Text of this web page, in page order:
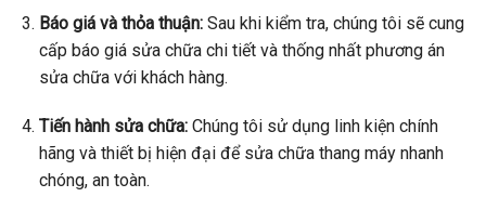
Báo giá và thỏa thuận:Sau khi kiểm tra, chúng tôi sẽ cung
cấp báo giá sửa chữa chi tiết và thống nhất phương án
sửa chữa với khách hàng.
Tiến hành sửa chữa:Chúng tôi sử dụng linh kiện chính
hãng và thiết bị hiện đại để sửa chữa thang máy nhanh
chóng, an toàn.